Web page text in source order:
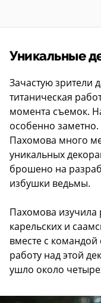
Уникальные
Зачастую зрители
титаническая
момента съемок.
особенно
Пахомова много
уникальных
брошено на
избушки ведьмы.
Пахомова изучила
карельских и
вместе с командой
работу над этой
ушло около